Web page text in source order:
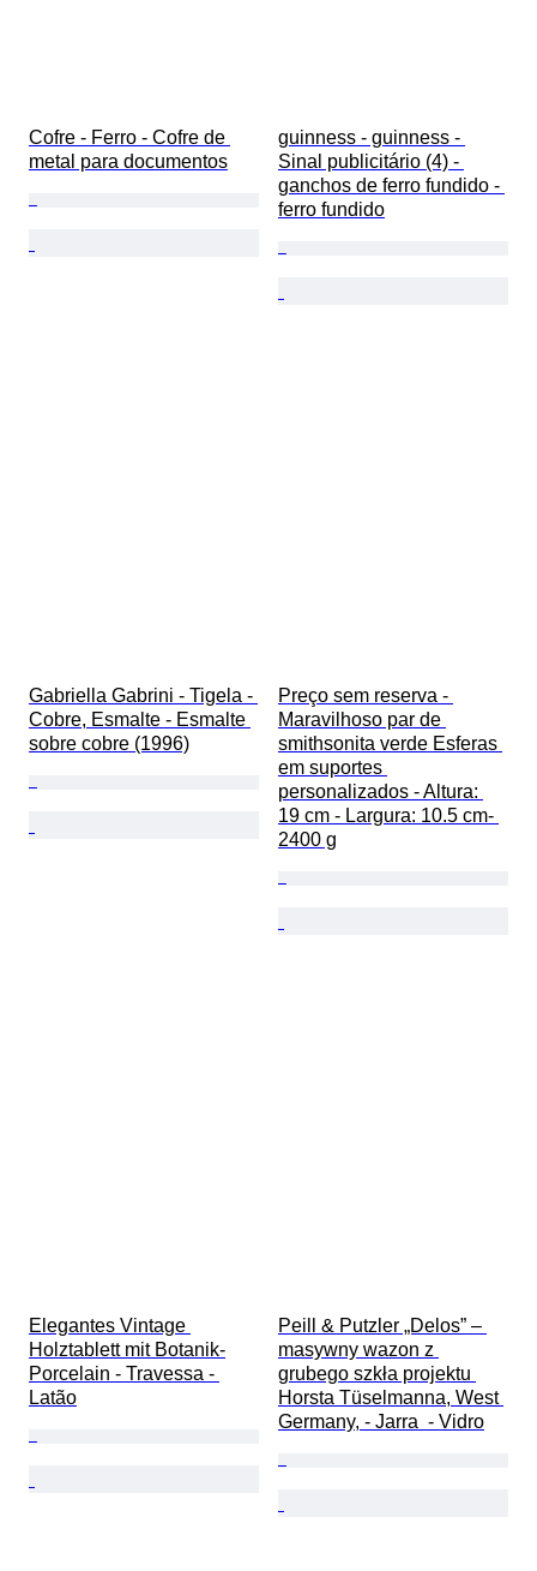
Cofre - Ferro - Cofre de
metal para documentos
guinness - guinness -
Sinal publicitário (4) -
ganchos de ferro fundido -
ferro fundido
Gabriella Gabrini - Tigela -
Cobre, Esmalte - Esmalte
sobre cobre (1996)
Preço sem reserva -
Maravilhoso par de
smithsonita verde Esferas
em suportes
personalizados - Altura:
19 cm - Largura: 10.5 cm-
2400 g
Elegantes Vintage
Holztablett mit Botanik-
Porcelain - Travessa -
Latão
Peill & Putzler „Delos” –
masywny wazon z
grubego szkła projektu
Horsta Tüselmanna, West
Germany, - Jarra  - Vidro